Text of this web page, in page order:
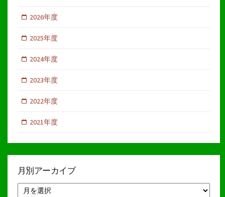
2026年度
2025年度
2024年度
2023年度
2022年度
2021年度
月別アーカイブ